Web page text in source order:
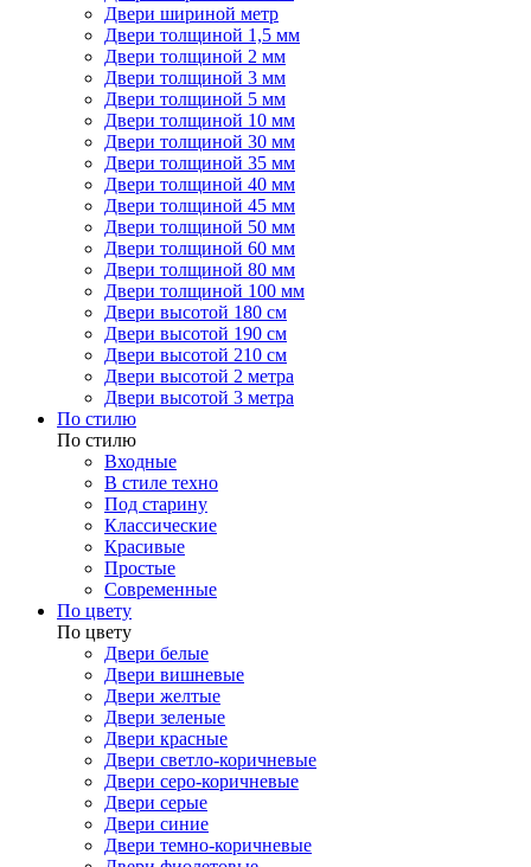
Двери шириной метр
Двери толщиной 1,5 мм
Двери толщиной 2 мм
Двери толщиной 3 мм
Двери толщиной 5 мм
Двери толщиной 10 мм
Двери толщиной 30 мм
Двери толщиной 35 мм
Двери толщиной 40 мм
Двери толщиной 45 мм
Двери толщиной 50 мм
Двери толщиной 60 мм
Двери толщиной 80 мм
Двери толщиной 100 мм
Двери высотой 180 см
Двери высотой 190 см
Двери высотой 210 см
Двери высотой 2 метра
Двери высотой 3 метра
По стилю
По стилю
Входные
В стиле техно
Под старину
Классические
Красивые
Простые
Современные
По цвету
По цвету
Двери белые
Двери вишневые
Двери желтые
Двери зеленые
Двери красные
Двери светло-коричневые
Двери серо-коричневые
Двери серые
Двери синие
Двери темно-коричневые